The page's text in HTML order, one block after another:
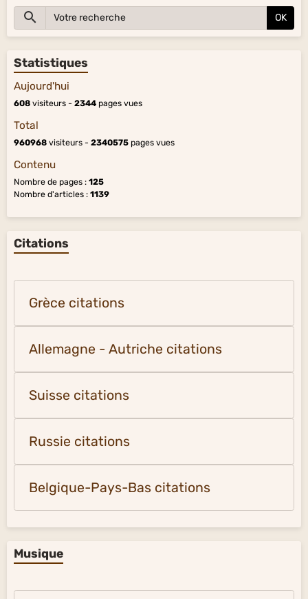
OK
Statistiques
Aujourd'hui
608 visiteurs - 2344 pages vues
Total
960968 visiteurs - 2340575 pages vues
Contenu
Nombre de pages : 125
Nombre d'articles : 1139
Citations
Grèce citations
Allemagne - Autriche citations
Suisse citations
Russie citations
Belgique-Pays-Bas citations
Musique